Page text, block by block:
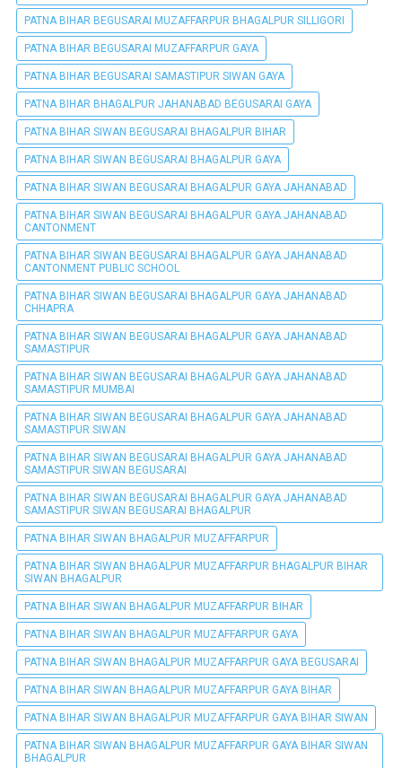
PATNA BIHAR BEGUSARAI MUZAFFARPUR BHAGALPUR SILLIGORI
PATNA BIHAR BEGUSARAI MUZAFFARPUR GAYA
PATNA BIHAR BEGUSARAI SAMASTIPUR SIWAN GAYA
PATNA BIHAR BHAGALPUR JAHANABAD BEGUSARAI GAYA
PATNA BIHAR SIWAN BEGUSARAI BHAGALPUR BIHAR
PATNA BIHAR SIWAN BEGUSARAI BHAGALPUR GAYA
PATNA BIHAR SIWAN BEGUSARAI BHAGALPUR GAYA JAHANABAD
PATNA BIHAR SIWAN BEGUSARAI BHAGALPUR GAYA JAHANABAD
CANTONMENT
PATNA BIHAR SIWAN BEGUSARAI BHAGALPUR GAYA JAHANABAD
CANTONMENT PUBLIC SCHOOL
PATNA BIHAR SIWAN BEGUSARAI BHAGALPUR GAYA JAHANABAD
CHHAPRA
PATNA BIHAR SIWAN BEGUSARAI BHAGALPUR GAYA JAHANABAD
SAMASTIPUR
PATNA BIHAR SIWAN BEGUSARAI BHAGALPUR GAYA JAHANABAD
SAMASTIPUR MUMBAI
PATNA BIHAR SIWAN BEGUSARAI BHAGALPUR GAYA JAHANABAD
SAMASTIPUR SIWAN
PATNA BIHAR SIWAN BEGUSARAI BHAGALPUR GAYA JAHANABAD
SAMASTIPUR SIWAN BEGUSARAI
PATNA BIHAR SIWAN BEGUSARAI BHAGALPUR GAYA JAHANABAD
SAMASTIPUR SIWAN BEGUSARAI BHAGALPUR
PATNA BIHAR SIWAN BHAGALPUR MUZAFFARPUR
PATNA BIHAR SIWAN BHAGALPUR MUZAFFARPUR BHAGALPUR BIHAR
SIWAN BHAGALPUR
PATNA BIHAR SIWAN BHAGALPUR MUZAFFARPUR BIHAR
PATNA BIHAR SIWAN BHAGALPUR MUZAFFARPUR GAYA
PATNA BIHAR SIWAN BHAGALPUR MUZAFFARPUR GAYA BEGUSARAI
PATNA BIHAR SIWAN BHAGALPUR MUZAFFARPUR GAYA BIHAR
PATNA BIHAR SIWAN BHAGALPUR MUZAFFARPUR GAYA BIHAR SIWAN
PATNA BIHAR SIWAN BHAGALPUR MUZAFFARPUR GAYA BIHAR SIWAN
BHAGALPUR